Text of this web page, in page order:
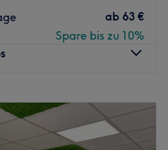
und Expertise können sie
die für dich perfekt
Neben deutsch kannst
mit ihnen sprechen.
professionell.
Maniküre &
ab 63 €
Spare bis zu 10%
09:00
09:00–19:00
09:00–